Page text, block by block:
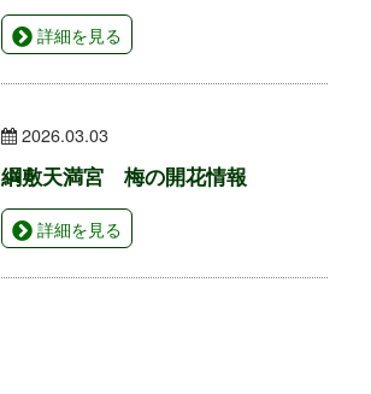
詳細を見る
2026.03.03
綱敷天満宮 梅の開花情報
詳細を見る